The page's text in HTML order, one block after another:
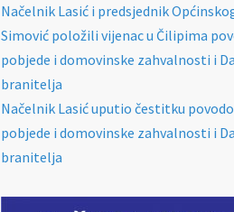
Načelnik Lasić i predsjednik
Simović položili vijenac u Čilipima
pobjede i domovinske zahvalnosti i
branitelja
Načelnik Lasić uputio čestitku
pobjede i domovinske zahvalnosti i
branitelja